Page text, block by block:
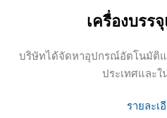
เครื่องบรร
บริษัทได้จัดหาอุปกรณ์อัตโนมัติ
ประเทศและใ
รายละเ